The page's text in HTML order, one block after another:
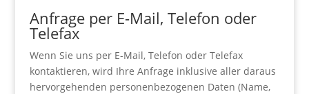
Anfrage per E-Mail, Telefon oder
Telefax
Wenn Sie uns per E-Mail, Telefon oder Telefax
kontaktieren, wird Ihre Anfrage inklusive aller daraus
hervorgehenden personenbezogenen Daten (Name,